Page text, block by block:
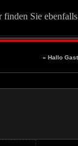
finden Sie
» Hallo